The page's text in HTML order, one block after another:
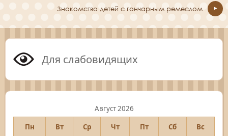
Знакомство детей с гончарным ремеслом
Для слабовидящих
Август 2026
Пн
Вт Ср Чт Пт Сб Вс